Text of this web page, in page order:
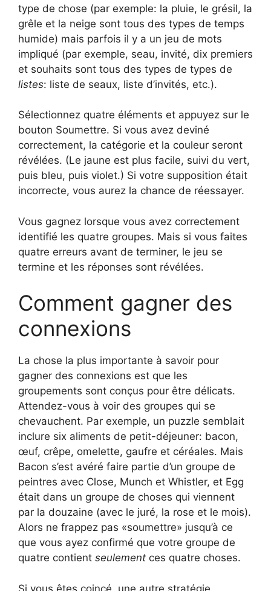
type de chose (par exemple: la pluie, le grésil, la
grêle et la neige sont tous des types de temps
humide) mais parfois il y a un jeu de mots
impliqué (par exemple, seau, invité, dix premiers
et souhaits sont tous des types de types de
listes: liste de seaux, liste d’invités, etc.).
Sélectionnez quatre éléments et appuyez sur le
bouton Soumettre. Si vous avez deviné
correctement, la catégorie et la couleur seront
révélées. (Le jaune est plus facile, suivi du vert,
puis bleu, puis violet.) Si votre supposition était
incorrecte, vous aurez la chance de réessayer.
Vous gagnez lorsque vous avez correctement
identifié les quatre groupes. Mais si vous faites
quatre erreurs avant de terminer, le jeu se
termine et les réponses sont révélées.
Comment gagner des
connexions
La chose la plus importante à savoir pour
gagner des connexions est que les
groupements sont conçus pour être délicats.
Attendez-vous à voir des groupes qui se
chevauchent. Par exemple, un puzzle semblait
inclure six aliments de petit-déjeuner: bacon,
œuf, crêpe, omelette, gaufre et céréales. Mais
Bacon s’est avéré faire partie d’un groupe de
peintres avec Close, Munch et Whistler, et Egg
était dans un groupe de choses qui viennent
par la douzaine (avec le juré, la rose et le mois).
Alors ne frappez pas «soumettre» jusqu’à ce
que vous ayez confirmé que votre groupe de
quatre contient seulement ces quatre choses.
Si vous êtes coincé, une autre stratégie